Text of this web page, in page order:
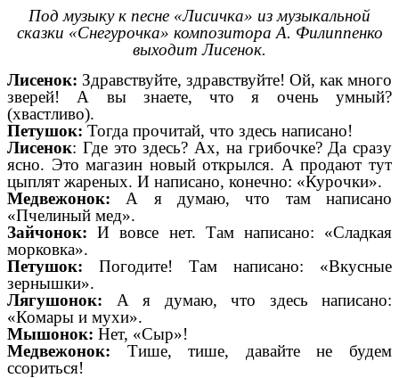
Под музыку к песне «Лисичка» из музыкальной
сказки «Снегурочка» композитора А. Филиппенко
выходит Лисенок.
Лисенок: Здравствуйте, здравствуйте! Ой, как много
зверей! А вы знаете, что я очень умный?
(хвастливо).
Петушок: Тогда прочитай, что здесь написано!
Лисенок: Где это здесь? Ах, на грибочке? Да сразу
ясно. Это магазин новый открылся. А продают тут
цыплят жареных. И написано, конечно: «Курочки».
Медвежонок: А я думаю, что там написано
«Пчелиный мед».
Зайчонок:И вовсе нет. Там написано: «Сладкая
морковка».
Петушок: Погодите! Там написано: «Вкусные
зернышки».
Лягушонок: А я думаю, что здесь написано:
«Комары и мухи».
Мышонок: Нет, «Сыр»!
Медвежонок: Тише, тише, давайте не будем
ссориться!